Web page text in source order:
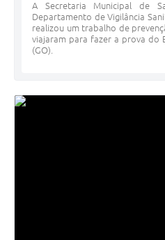
A Secretaria Municipal de
Departamento de Vigilância
realizou um trabalho de
viajaram para fazer a prova do
(GO).